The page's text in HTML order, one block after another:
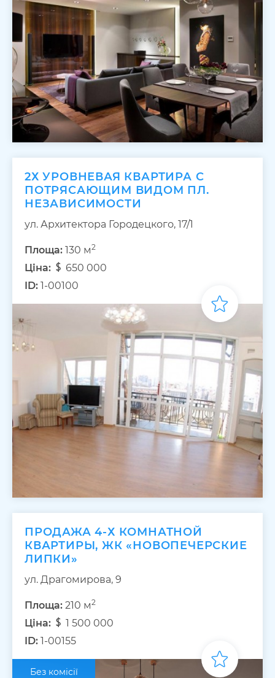
2Х УРОВНЕВАЯ КВАРТИРА С
ПОТРЯСАЮЩИМ ВИДОМ ПЛ.
НЕЗАВИСИМОСТИ
ул. Архитектора Городецкого, 17/1
Площа: 130 м2
Ціна:
650 000
ID: 1-00100
ПРОДАЖА 4-Х КОМНАТНОЙ
КВАРТИРЫ, ЖК «НОВОПЕЧЕРСКИЕ
ЛИПКИ»
ул. Драгомирова, 9
Площа: 210 м2
Ціна:
1 500 000
ID: 1-00155
Без комісії